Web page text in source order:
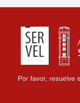
Por favor, resuelve